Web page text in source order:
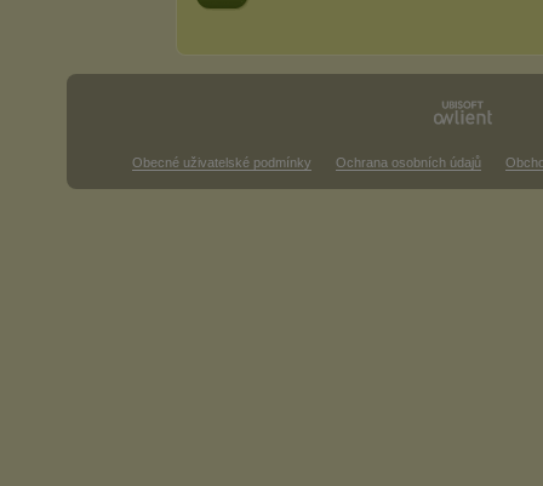
Obecné uživatelské podmínky Ochrana osobních údajů